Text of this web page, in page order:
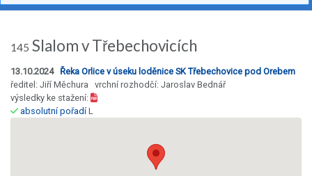
145 Slalom v Třebechovicích
13.10.2024 Řeka Orlice v úseku loděnice SK Třebechovice pod Orebem
ředitel: Jiří Měchura vrchní rozhodčí: Jaroslav Bednář
výsledky ke stažení:
absolutní pořadíL